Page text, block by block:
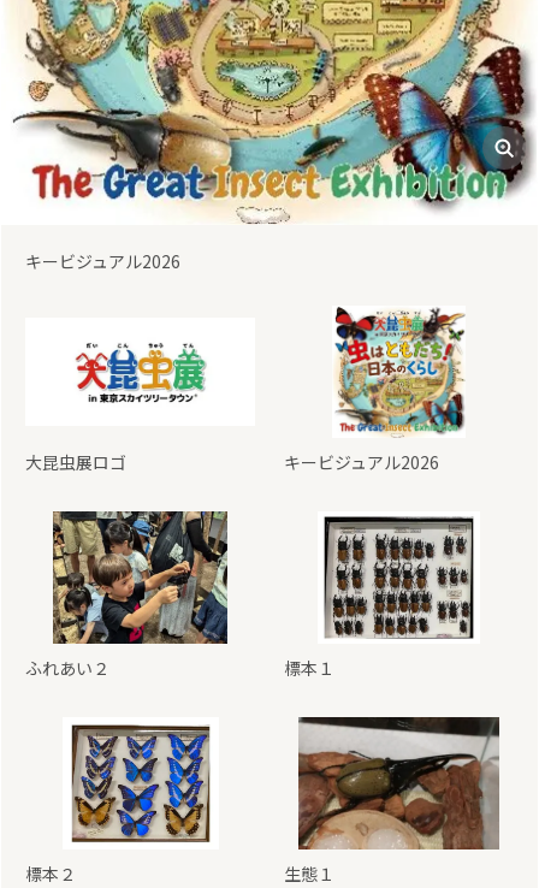
ふれあい２
大昆虫展ロゴ キービジュアル2026
ふれあい２ 標本１
標本２ 生態１